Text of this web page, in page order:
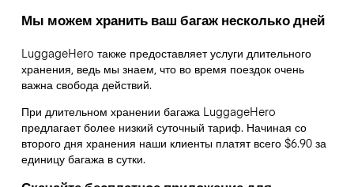
Мы можем хранить ваш багаж несколько дней
LuggageHero также предоставляет услуги длительного
хранения, ведь мы знаем, что во время поездок очень
важна свобода действий.
При длительном хранении багажа LuggageHero
предлагает более низкий суточный тариф. Начиная со
второго дня хранения наши клиенты платят всего $6.90 за
единицу багажа в сутки.